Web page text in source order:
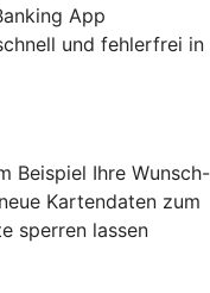
App
und fehlerfrei in
Beispiel Ihre Wunsch-
Kartendaten zum
sperren lassen